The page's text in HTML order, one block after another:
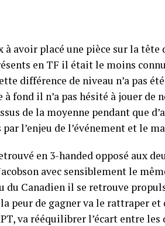
à avoir placé une pièce sur la tête
en TF il était le moins
différence de niveau n’a pas
à fond il n’a pas hésité à jouer
de la moyenne pendant que
l’enjeu de l’événement et le
en 3-handed opposé aux
avec sensiblement le
du Canadien il se retrouve
peur de gagner va le rattraper et
va rééquilibrer l’écart entre les